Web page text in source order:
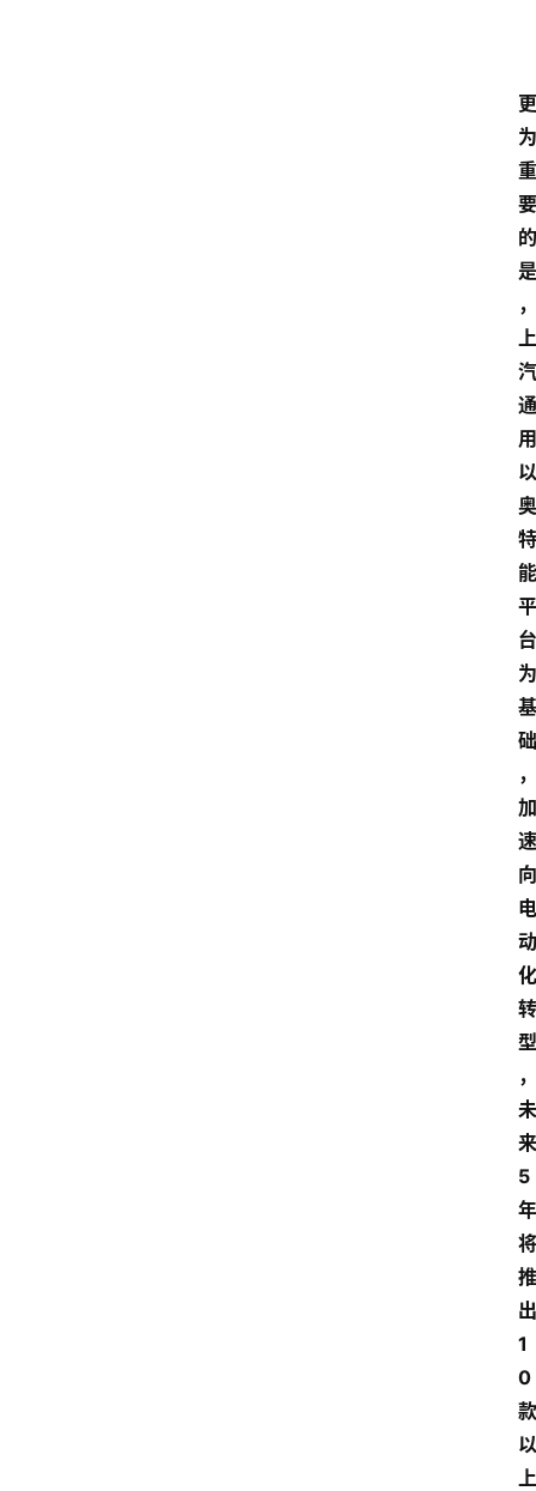
更
为
重
要
的
是
，
上
汽
通
用
以
奥
特
能
平
台
为
基
础
，
加
速
向
电
动
化
转
型
，
未
来
5
年
将
推
出
1
0
款
以
上